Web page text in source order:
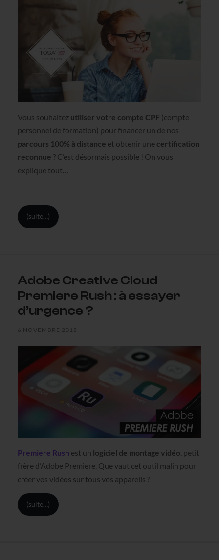
Vous souhaitez utiliser votre compte CPF (compte
personnel de formation) pour financer un de nos
parcours 100% à distance et obtenir une certification
reconnue ? C’est désormais possible ! On vous
explique tout…
(suite…)
Adobe Creative Cloud
Premiere Rush : à essayer
d’urgence ?
6 NOVEMBRE 2018
Premiere Rush est un logiciel de montage vidéo, petit
frère d’Adobe Premiere. Que vaut cet outil malin pour
créer vos vidéos sur tous vos appareils ?
(suite…)